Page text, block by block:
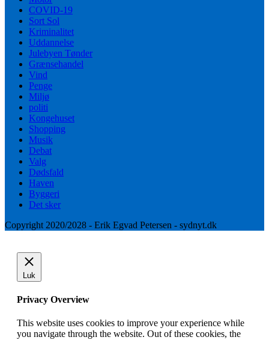
COVID-19
Sort Sol
Kriminalitet
Uddannelse
Julebyen Tønder
Grænsehandel
Vind
Penge
Miljø
politi
Kongehuset
Shopping
Musik
Debat
Valg
Dødsfald
Haven
Byggeri
Det sker
Copyright 2020/2028 - Erik Egvad Petersen - sydnyt.dk
Luk
Privacy Overview
This website uses cookies to improve your experience while
you navigate through the website. Out of these cookies, the